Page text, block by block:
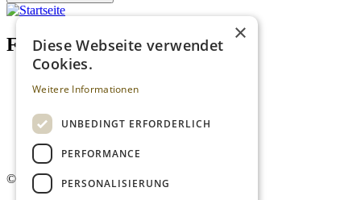
Footer menu (DE)
Impressum
Mediadaten
AGB
Newsletter
© 2026. Alle Rechte vorbehalten.
×
Diese Webseite verwendet
Cookies.
Weitere Informationen
UNBEDINGT ERFORDERLICH
PERFORMANCE
PERSONALISIERUNG